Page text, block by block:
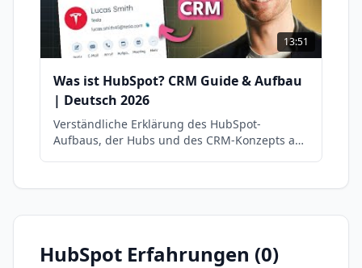
13:51
Was ist HubSpot? CRM Guide & Aufbau
| Deutsch 2026
Verständliche Erklärung des HubSpot-
Aufbaus, der Hubs und des CRM-Konzepts auf
HubSpot Erfahrungen (0)